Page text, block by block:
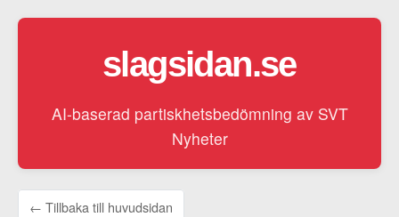
slagsidan.se
AI-baserad partiskhetsbedömning av SVT
Nyheter
← Tillbaka till huvudsidan